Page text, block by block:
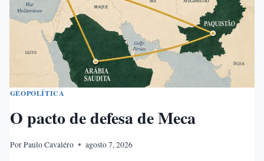
GEOPOLÍTICA
O pacto de defesa de Meca
PorPaulo Cavaléro agosto 7, 2026